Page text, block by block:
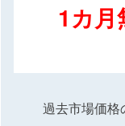
1カ月
過去市場価格